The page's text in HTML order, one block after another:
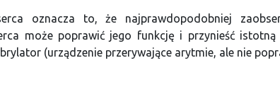
oznacza to, że najprawdopodobniej
może poprawić jego funkcję i przynieść istotną
(urządzenie przerywające arytmie, ale nie